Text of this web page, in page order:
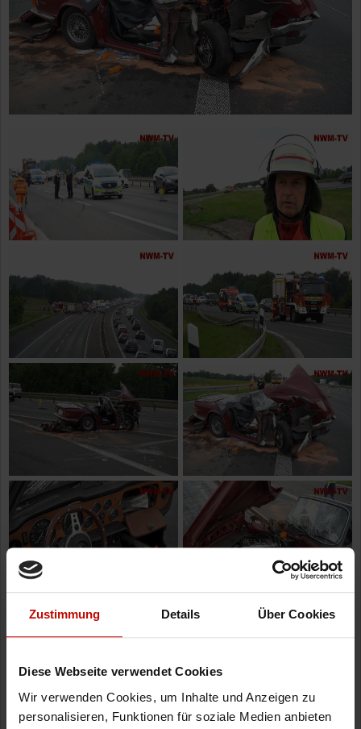
Zustimmung Details Über Cookies
Diese Webseite verwendet Cookies
Wir verwenden Cookies, um Inhalte und Anzeigen zu
personalisieren, Funktionen für soziale Medien anbieten